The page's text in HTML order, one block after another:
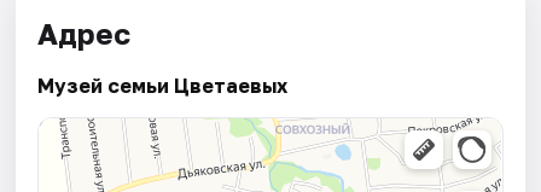
Адрес
Музей семьи Цветаевых